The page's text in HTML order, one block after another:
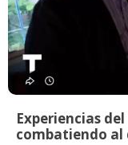
Experiencias
combatiendo al